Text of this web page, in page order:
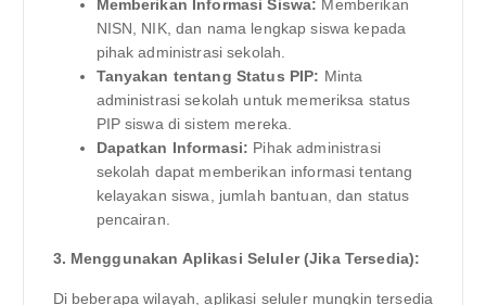
Memberikan Informasi Siswa: Memberikan
NISN, NIK, dan nama lengkap siswa kepada
pihak administrasi sekolah.
Tanyakan tentang Status PIP: Minta
administrasi sekolah untuk memeriksa status
PIP siswa di sistem mereka.
Dapatkan Informasi: Pihak administrasi
sekolah dapat memberikan informasi tentang
kelayakan siswa, jumlah bantuan, dan status
pencairan.
3. Menggunakan Aplikasi Seluler (Jika Tersedia):
Di beberapa wilayah, aplikasi seluler mungkin tersedia